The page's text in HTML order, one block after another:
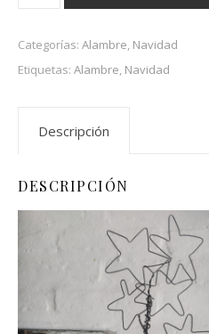
Categorías: Alambre, Navidad
Etiquetas: Alambre, Navidad
Descripción
DESCRIPCIÓN